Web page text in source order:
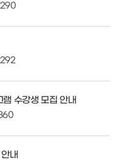
수강생 모집 안내
내